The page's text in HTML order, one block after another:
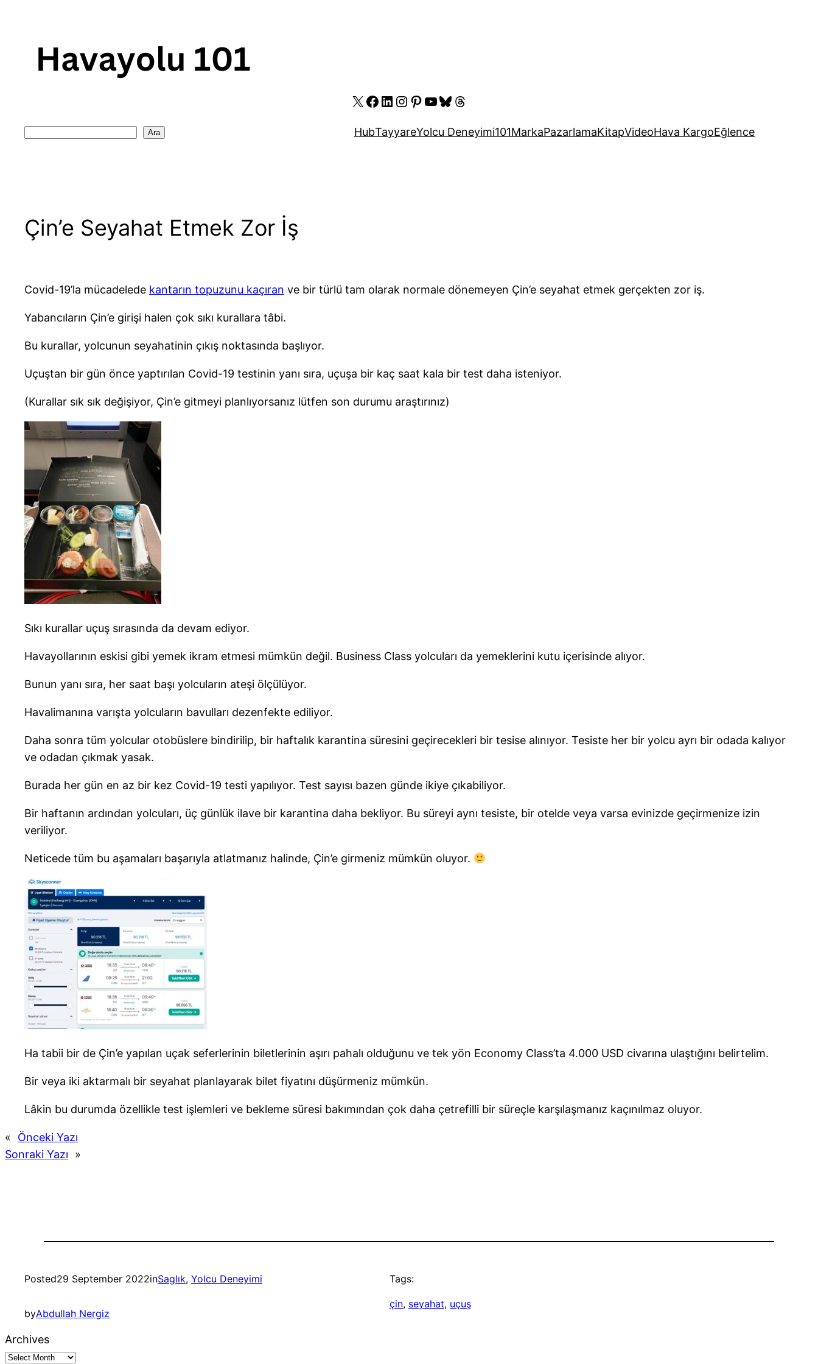
content
X Facebook
LinkedIn
Instagram
Pinterest
YouTube
Bluesky
Threads
Ara HubTayyareYolcu Deneyimi101MarkaPazarlamaKitapVideoHava KargoEğlence
Çin’e Seyahat Etmek Zor İş
Covid-19’la mücadelede kantarın topuzunu kaçıran ve bir türlü tam olarak normale dönemeyen Çin’e seyahat etmek gerçekten zor iş.
Yabancıların Çin’e girişi halen çok sıkı kurallara tâbi.
Bu kurallar, yolcunun seyahatinin çıkış noktasında başlıyor.
Uçuştan bir gün önce yaptırılan Covid-19 testinin yanı sıra, uçuşa bir kaç saat kala bir test daha isteniyor.
(Kurallar sık sık değişiyor, Çin’e gitmeyi planlıyorsanız lütfen son durumu araştırınız)
Sıkı kurallar uçuş sırasında da devam ediyor.
Havayollarının eskisi gibi yemek ikram etmesi mümkün değil. Business Class yolcuları da yemeklerini kutu içerisinde alıyor.
Bunun yanı sıra, her saat başı yolcuların ateşi ölçülüyor.
Havalimanına varışta yolcuların bavulları dezenfekte ediliyor.
Daha sonra tüm yolcular otobüslere bindirilip, bir haftalık karantina süresini geçirecekleri bir tesise alınıyor. Tesiste her bir yolcu ayrı bir odada kalıyor
ve odadan çıkmak yasak.
Burada her gün en az bir kez Covid-19 testi yapılıyor. Test sayısı bazen günde ikiye çıkabiliyor.
Bir haftanın ardından yolcuları, üç günlük ilave bir karantina daha bekliyor. Bu süreyi aynı tesiste, bir otelde veya varsa evinizde geçirmenize izin
veriliyor.
Neticede tüm bu aşamaları başarıyla atlatmanız halinde, Çin’e girmeniz mümkün oluyor.
Ha tabii bir de Çin’e yapılan uçak seferlerinin biletlerinin aşırı pahalı olduğunu ve tek yön Economy Class’ta 4.000 USD civarına ulaştığını belirtelim.
Bir veya iki aktarmalı bir seyahat planlayarak bilet fiyatını düşürmeniz mümkün.
Lâkin bu durumda özellikle test işlemleri ve bekleme süresi bakımından çok daha çetrefilli bir süreçle karşılaşmanız kaçınılmaz oluyor.
«
Önceki Yazı
Sonraki Yazı
»
Posted29 September 2022inSaglık, Yolcu Deneyimi
byAbdullah Nergiz
Tags:
çin, seyahat, uçuş
Archives